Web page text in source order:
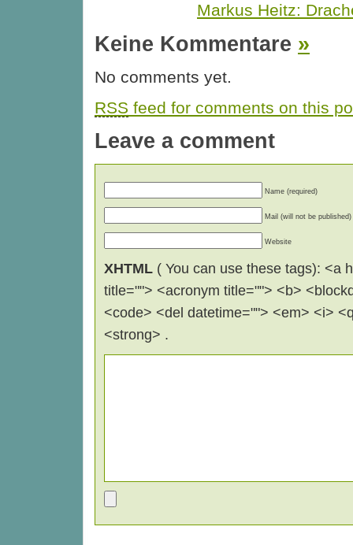
Markus Heitz:
Keine Kommentare »
No comments yet.
RSS feed for comments on this
Leave a comment
Name (required)
Mail (will not be published)
Website
XHTML ( You can use these tags): <a
title=""> <acronym title=""> <b>
<code> <del datetime=""> <em> <i>
<strong> .